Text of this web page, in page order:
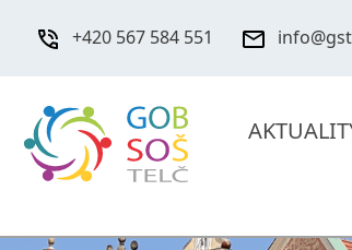
+420 567 584 551